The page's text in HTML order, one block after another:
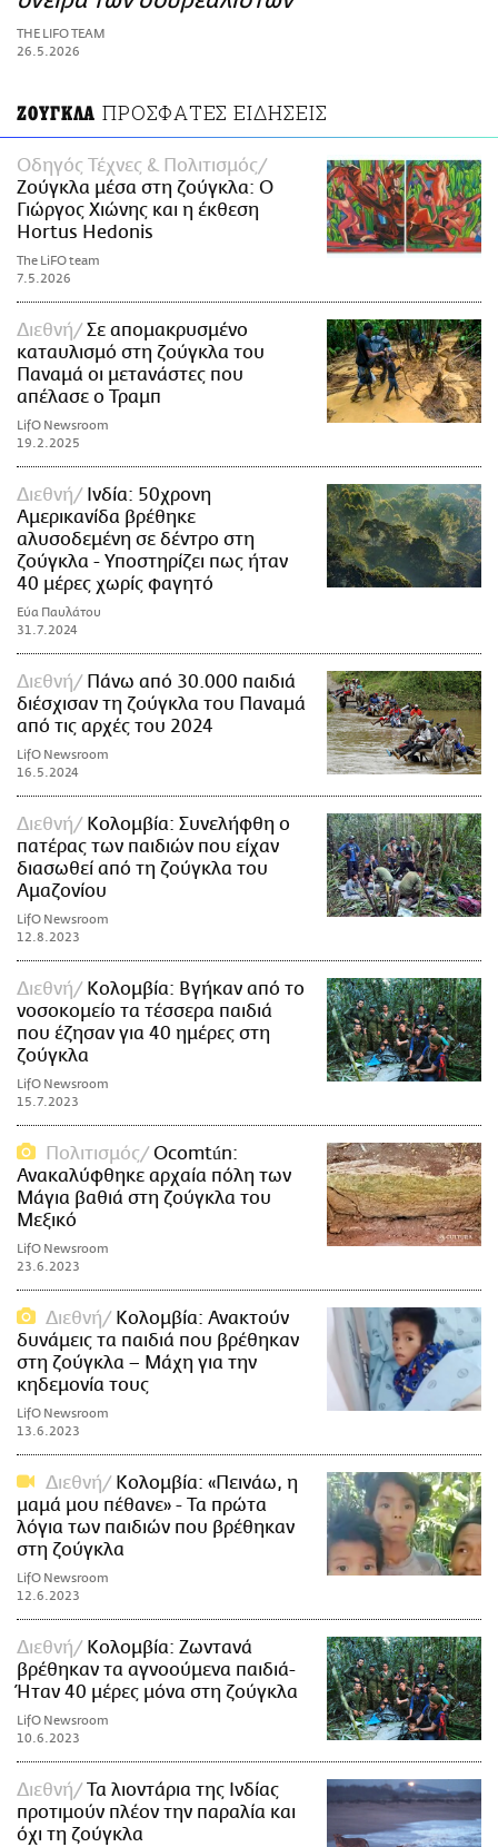
ΑΜΠΑ
PRINT
THE LIFO TEAM
26.5.2026
ΖΟΥΓΚΛΑ ΠΡΟΣΦΑΤΕΣ ΕΙΔΗΣΕΙΣ
Οδηγός Τέχνες & Πολιτισμός
Ζούγκλα μέσα στη ζούγκλα: Ο
Γιώργος Χιώνης και η έκθεση
Hortus Hedonis
The LiFO team
7.5.2026
Διεθνή
Σε απομακρυσμένο
καταυλισμό στη ζούγκλα του
Παναμά οι μετανάστες που
απέλασε ο Τραμπ
LifO Newsroom
19.2.2025
Διεθνή
Ινδία: 50χρονη
Αμερικανίδα βρέθηκε
αλυσοδεμένη σε δέντρο στη
ζούγκλα - Υποστηρίζει πως ήταν
40 μέρες χωρίς φαγητό
Εύα Παυλάτου
31.7.2024
Διεθνή
Πάνω από 30.000 παιδιά
διέσχισαν τη ζούγκλα του Παναμά
από τις αρχές του 2024
LifO Newsroom
16.5.2024
Διεθνή
Κολομβία: Συνελήφθη ο
πατέρας των παιδιών που είχαν
διασωθεί από τη ζούγκλα του
Αμαζονίου
LifO Newsroom
12.8.2023
Διεθνή
Κολομβία: Βγήκαν από το
νοσοκομείο τα τέσσερα παιδιά
που έζησαν για 40 ημέρες στη
ζούγκλα
LifO Newsroom
15.7.2023
Πολιτισμός
Ocomtún:
Ανακαλύφθηκε αρχαία πόλη των
Μάγια βαθιά στη ζούγκλα του
Μεξικό
LifO Newsroom
23.6.2023
Διεθνή
Κολομβία: Ανακτούν
δυνάμεις τα παιδιά που βρέθηκαν
στη ζούγκλα – Μάχη για την
κηδεμονία τους
LifO Newsroom
13.6.2023
Διεθνή
Κολομβία: «Πεινάω, η
μαμά μου πέθανε» - Τα πρώτα
λόγια των παιδιών που βρέθηκαν
στη ζούγκλα
LifO Newsroom
12.6.2023
Διεθνή
Κολομβία: Ζωντανά
βρέθηκαν τα αγνοούμενα παιδιά-
Ήταν 40 μέρες μόνα στη ζούγκλα
LifO Newsroom
10.6.2023
Διεθνή
Τα λιοντάρια της Ινδίας
προτιμούν πλέον την παραλία και
όχι τη ζούγκλα